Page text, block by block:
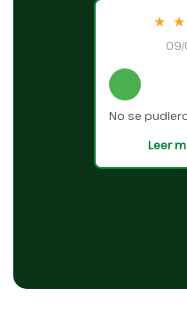
★ ★
09/
No se
Leer